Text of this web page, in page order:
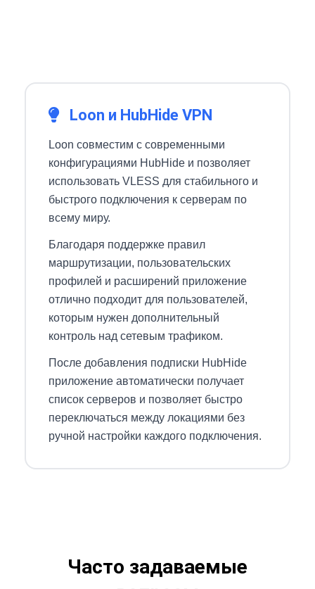
Loon и HubHide VPN
Loon совместим с современными
конфигурациями HubHide и позволяет
использовать VLESS для стабильного и
быстрого подключения к серверам по
всему миру.
Благодаря поддержке правил
маршрутизации, пользовательских
профилей и расширений приложение
отлично подходит для пользователей,
которым нужен дополнительный
контроль над сетевым трафиком.
После добавления подписки HubHide
приложение автоматически получает
список серверов и позволяет быстро
переключаться между локациями без
ручной настройки каждого подключения.
Часто задаваемые